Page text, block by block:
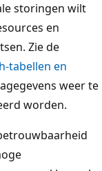
storingen wilt
en
Zie de
tabellen en
weer te
worden.